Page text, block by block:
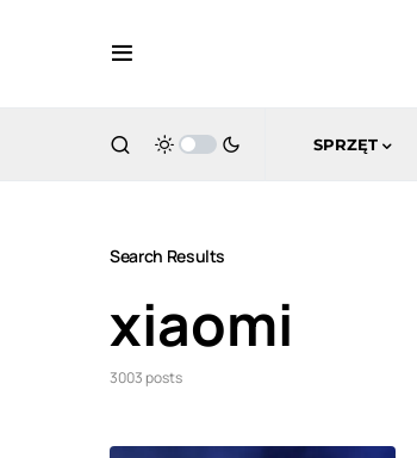
SPRZĘT
Search Results
xiaomi
3003 posts